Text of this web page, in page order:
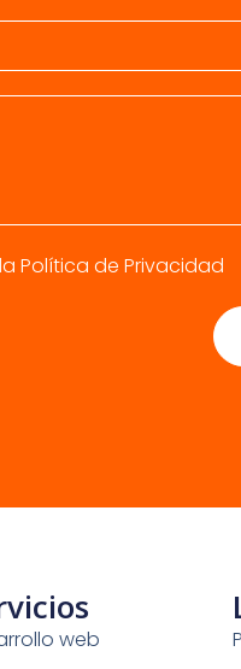
Política de Privacidad
web